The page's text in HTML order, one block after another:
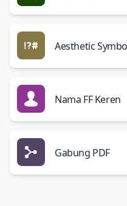
Aesthetic
Nama FF Keren
Gabung PDF